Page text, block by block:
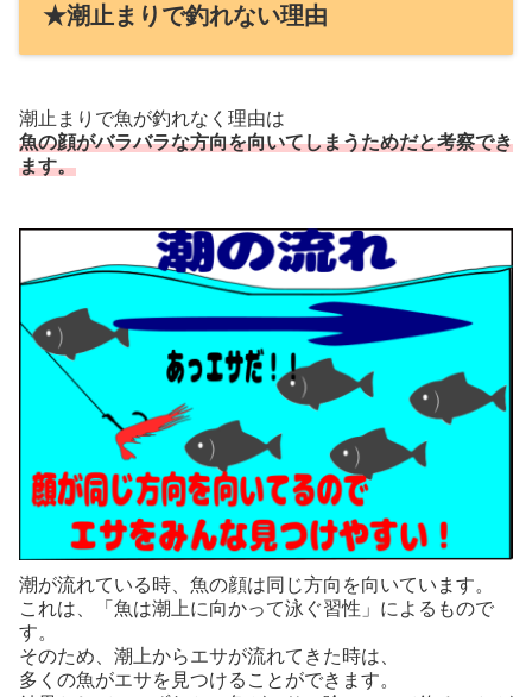
★潮止まりで釣れない理由
潮止まりで魚が釣れなく理由は
魚の顔がバラバラな方向を向いてしまうためだと考察でき
ます。
潮が流れている時、魚の顔は同じ方向を向いています。
これは、「魚は潮上に向かって泳ぐ習性」によるもので
す。
そのため、潮上からエサが流れてきた時は、
多くの魚がエサを見つけることができます。